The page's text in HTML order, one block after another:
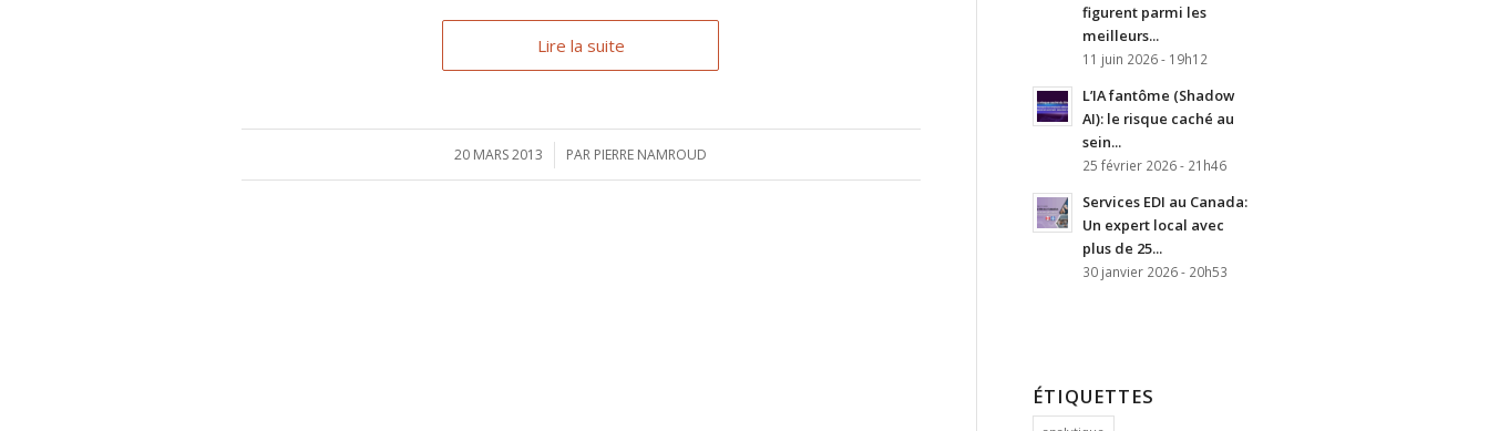
Lire la suite
20 MARS 2013
/ PAR PIERRE NAMROUD
figurent parmi les
meilleurs...
11 juin 2026 - 19h12
L’IA fantôme (Shadow
AI): le risque caché au
sein...
25 février 2026 - 21h46
Services EDI au Canada:
Un expert local avec
plus de 25...
30 janvier 2026 - 20h53
ÉTIQUETTES